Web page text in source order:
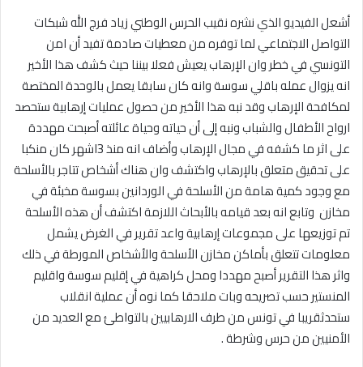
أشعل الفيديو الذي نشره نقيب الحرس الوطني زياد فرج الله شبكات
التواصل الاجتماعي لما توفره من معطيات صادمة تفيد أن امن
التونسي في خطر وان الإرهاب يعيش فعلا بيننا حيث كشف هذا الأخير
انه يزوال عمله باقلي سوسة وانه كان سابقا يعمل بالوحدة المختصة
لمكافحة الإرهاب وقد نبه هذا الأخير من حصول عمليات إرهابية ستحصد
ارواح الأطفال والشباب ونبه إلى أن حياته وحياة عائلته أصبحت مهددة
على اثر ما كشفه في مجال الإرهاب وأضاف انه منذ 3اشهر كان منكبا
على تحقيق متعلق بالإرهاب واكتشف وان هناك أشخاص تتاجر بالأسلحة
مع وجود كمية هامة من الأسلحة في الوردانين بسوسة مخبئة في
مخازن وتابع انه بعد قيامه بالأبحاث اللازمة اكتشف أن هذه الأسلحة
تم توزيعها على مجموعات إرهابية واعد تقرير في الغرض يشمل
معلومات تتعلق بأماكن مخازن الأسلحة والأشخاص المورطة في ذلك
واثر هذا التقرير أصبح مهددا ومحل كراهية في إقليم سوسة واقليم
المنستير حسب تصريحه وبات ملاحقا كما نوه أن عملية انقلاب
ستحدثقريبا في تونس من طرف الارهابيين بالتواطئ مع العديد من
الأمنيين من حرس وشرطة .